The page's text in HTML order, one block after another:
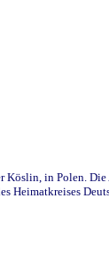
in Polen.